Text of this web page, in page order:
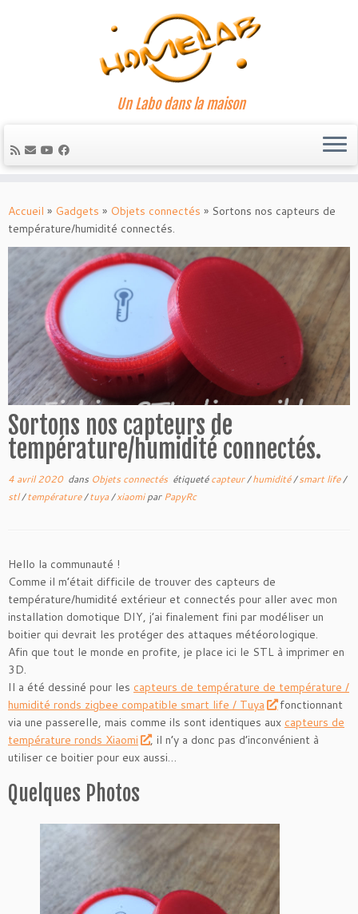
au
contenu
Un Labo dans la maison
Accueil » Gadgets » Objets connectés » Sortons nos capteurs de
température/humidité connectés.
Sortons nos capteurs de
température/humidité connectés.
4 avril 2020dans Objets connectés étiquetécapteur/humidité/smart life/
stl/température/tuya/xiaomiparPapyRc
Hello la communauté !
Comme il m’était difficile de trouver des capteurs de
température/humidité extérieur et connectés pour aller avec mon
installation domotique DIY, j’ai finalement fini par modéliser un
boitier qui devrait les protéger des attaques météorologique.
Afin que tout le monde en profite, je place ici le STL à imprimer en
3D.
Il a été dessiné pour les capteurs de température de température /
humidité ronds zigbee compatible smart life / Tuya
fonctionnant
via une passerelle, mais comme ils sont identiques aux capteurs de
température ronds Xiaomi
, il n’y a donc pas d’inconvénient à
utiliser ce boitier pour eux aussi…
Quelques Photos